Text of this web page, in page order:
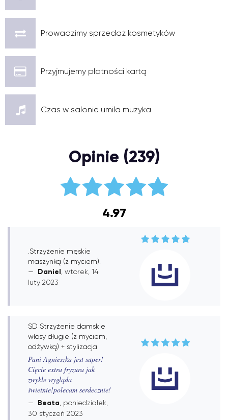
Prowadzimy sprzedaż kosmetyków
Przyjmujemy płatności kartą
Czas w salonie umila muzyka
Opinie (239)
4.97
.Strzyżenie męskie
maszynką (z myciem).
Daniel , wtorek, 14
luty 2023
SD Strzyżenie damskie
włosy długie (z myciem,
odżywką) + stylizacja
Pani Agnieszka jest super!
Cięcie extra fryzura jak
zwykle wygląda
świetnie!polecam serdecznie!
Beata , poniedziałek,
30 styczeń 2023